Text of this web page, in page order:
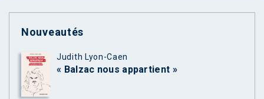
Nouveautés
Judith Lyon-Caen
« Balzac nous appartient »